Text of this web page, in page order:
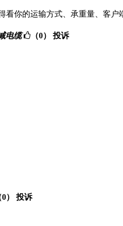
看你的运输方式、承重量、客户
电缆 （0） 投诉
0） 投诉